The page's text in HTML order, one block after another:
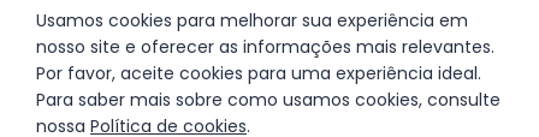
Usamos cookies para melhorar sua experiência em
nosso site e oferecer as informações mais relevantes.
Por favor, aceite cookies para uma experiência ideal.
Para saber mais sobre como usamos cookies, consulte
nossa Política de cookies.